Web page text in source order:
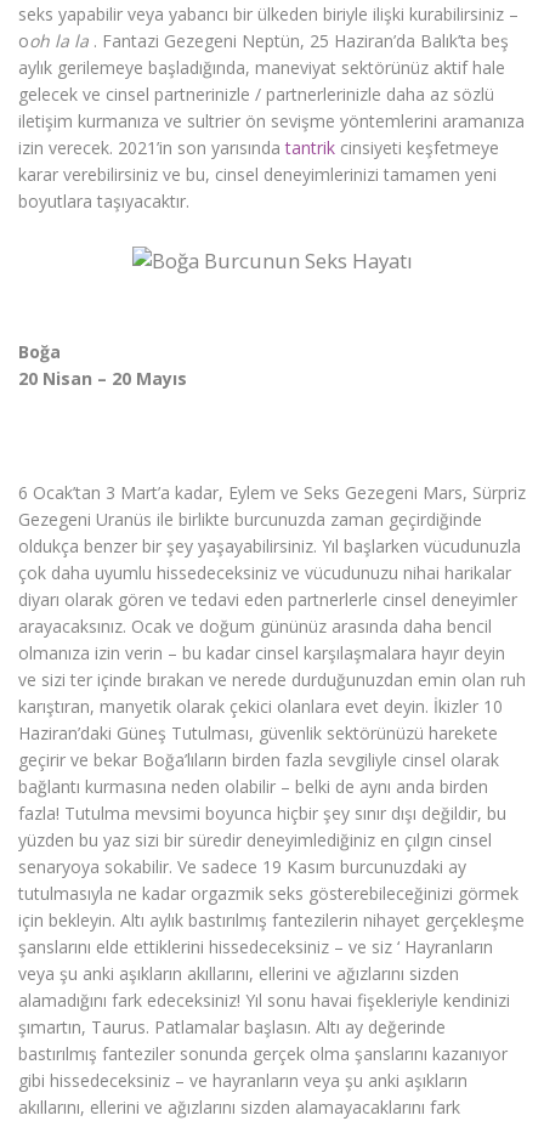
seks yapabilir veya yabancı bir ülkeden biriyle ilişki kurabilirsiniz –
ooh la la . Fantazi Gezegeni Neptün, 25 Haziran’da Balık’ta beş
aylık gerilemeye başladığında, maneviyat sektörünüz aktif hale
gelecek ve cinsel partnerinizle / partnerlerinizle daha az sözlü
iletişim kurmanıza ve sultrier ön sevişme yöntemlerini aramanıza
izin verecek. 2021’in son yarısındatantrik cinsiyeti keşfetmeye
karar verebilirsiniz ve bu, cinsel deneyimlerinizi tamamen yeni
boyutlara taşıyacaktır.
Boğa
20 Nisan – 20 Mayıs
6 Ocak’tan 3 Mart’a kadar, Eylem ve Seks Gezegeni Mars, Sürpriz
Gezegeni Uranüs ile birlikte burcunuzda zaman geçirdiğinde
oldukça benzer bir şey yaşayabilirsiniz. Yıl başlarken vücudunuzla
çok daha uyumlu hissedeceksiniz ve vücudunuzu nihai harikalar
diyarı olarak gören ve tedavi eden partnerlerle cinsel deneyimler
arayacaksınız. Ocak ve doğum gününüz arasında daha bencil
olmanıza izin verin – bu kadar cinsel karşılaşmalara hayır deyin
ve sizi ter içinde bırakan ve nerede durduğunuzdan emin olan ruh
karıştıran, manyetik olarak çekici olanlara evet deyin. İkizler 10
Haziran’daki Güneş Tutulması, güvenlik sektörünüzü harekete
geçirir ve bekar Boğa’lıların birden fazla sevgiliyle cinsel olarak
bağlantı kurmasına neden olabilir – belki de aynı anda birden
fazla! Tutulma mevsimi boyunca hiçbir şey sınır dışı değildir, bu
yüzden bu yaz sizi bir süredir deneyimlediğiniz en çılgın cinsel
senaryoya sokabilir. Ve sadece 19 Kasım burcunuzdaki ay
tutulmasıyla ne kadar orgazmik seks gösterebileceğinizi görmek
için bekleyin. Altı aylık bastırılmış fantezilerin nihayet gerçekleşme
şanslarını elde ettiklerini hissedeceksiniz – ve siz ‘ Hayranların
veya şu anki aşıkların akıllarını, ellerini ve ağızlarını sizden
alamadığını fark edeceksiniz! Yıl sonu havai fişekleriyle kendinizi
şımartın, Taurus. Patlamalar başlasın. Altı ay değerinde
bastırılmış fanteziler sonunda gerçek olma şanslarını kazanıyor
gibi hissedeceksiniz – ve hayranların veya şu anki aşıkların
akıllarını, ellerini ve ağızlarını sizden alamayacaklarını fark